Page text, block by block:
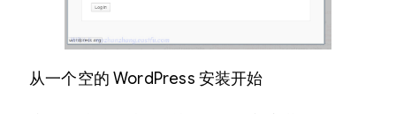
从一个空的 WordPress 安装开始